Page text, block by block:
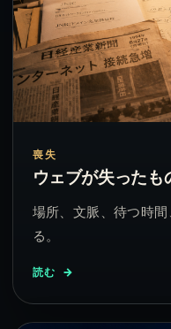
喪失
ウェブが失ったも
場所、文脈、待つ時
る。
読む